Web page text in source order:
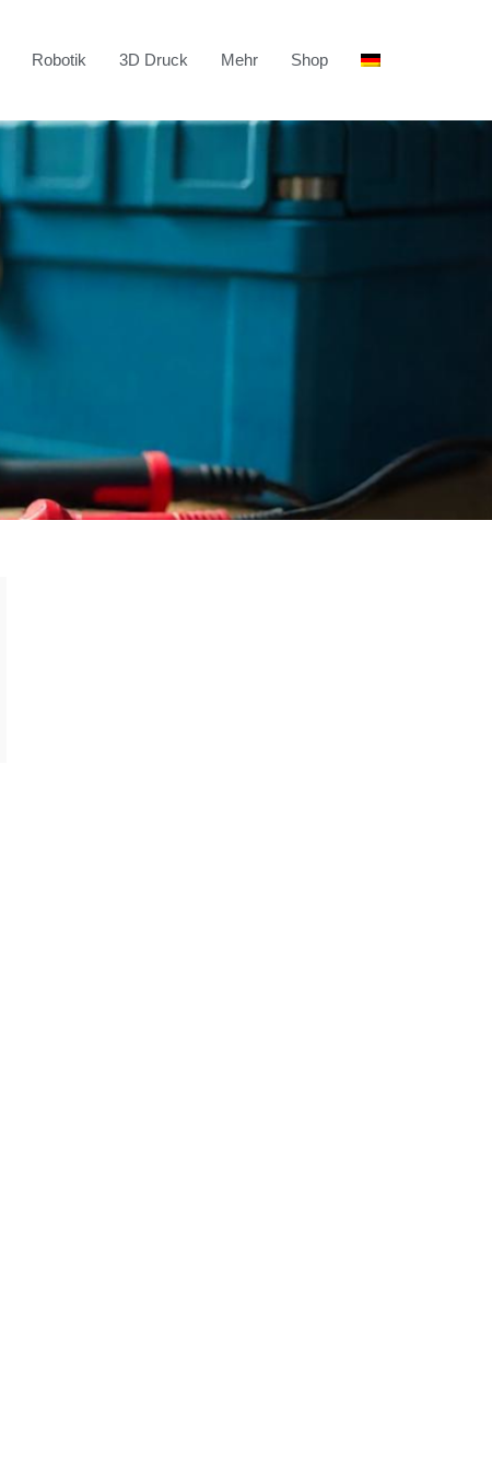
Robotik 3D Druck Mehr Shop